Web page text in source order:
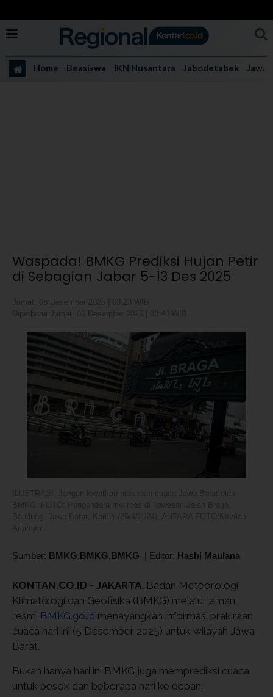
Home Beasiswa IKN Nusantara Jabodetabek Jawa
Waspada! BMKG Prediksi Hujan Petir
di Sebagian Jabar 5-13 Des 2025
Sumber: BMKG,BMKG,BMKG | Editor: Hasbi Maulana
KONTAN.CO.ID - JAKARTA. Badan Meteorologi
Klimatologi dan Geofisika (BMKG) melalui laman
resmi BMKG.go.id menayangkan informasi prakiraan
cuaca hari ini (5 Desember 2025) untuk wilayah Jawa
Barat.
Bukan hanya hari ini BMKG juga memprediksi cuaca
untuk besok dan beberapa hari ke depan.